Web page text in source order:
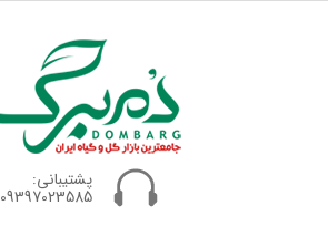
پشتیبانی:
09397023585